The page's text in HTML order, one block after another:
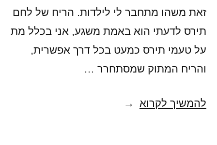
זאת משהו מתחבר לי לילדות. הריח של לחם
תירס לדעתי הוא באמת משגע, אני בכלל מת
על טעמי תירס כמעט בכל דרך אפשרית,
והריח המתוק שמסתחרר …
להמשיך לקרוא בלי